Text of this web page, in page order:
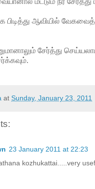
ஆவியில்
சேர்த்து
at Sunday, January 23, 2011
23 January 2011 at 22:23
kozhukattai.....very